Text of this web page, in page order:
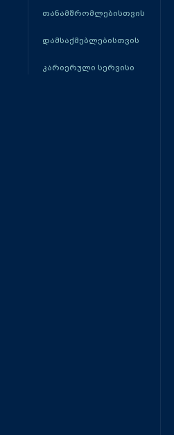
თანამშრომლებისთვის
დამსაქმებლებისთვის
კარიერული სერვისი